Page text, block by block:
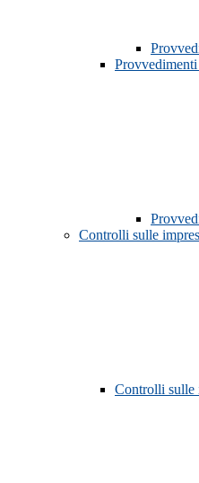
Controlli sulle
Controlli sulle